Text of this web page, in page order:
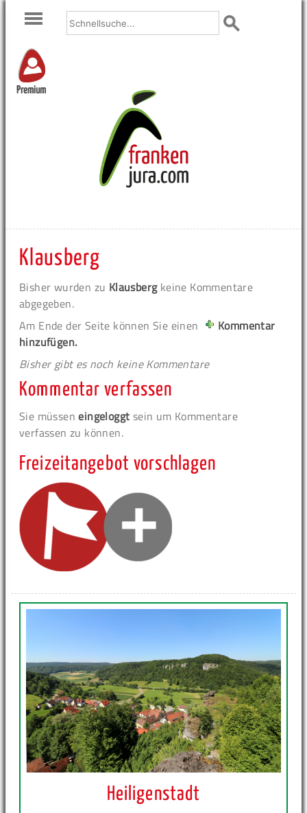
Premium
Klausberg
Bisher wurden zu Klausbergkeine Kommentare
abgegeben.
Am Ende der Seite können Sie einen
Kommentar
hinzufügen.
Bisher gibt es noch keine Kommentare
Kommentar verfassen
Sie müsseneingeloggt sein um Kommentare
verfassen zu können.
Freizeitangebot vorschlagen
Heiligenstadt